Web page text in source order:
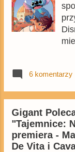
6 komentarzy
Gigant
"Tajemnice:
premiera -
De Vita i